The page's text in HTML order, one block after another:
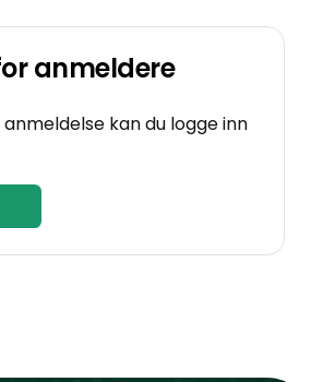
anmeldere
kan du logge inn